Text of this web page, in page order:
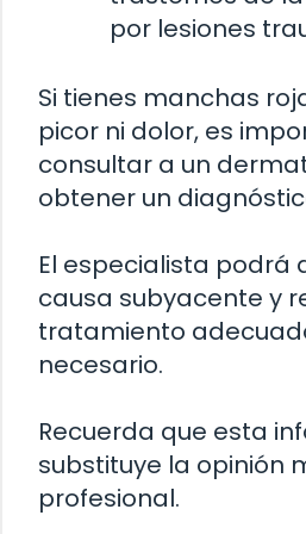
por lesiones
Si tienes manchas
picor ni dolor, es
consultar a un
obtener un
El especialista podrá
causa subyacente y
tratamiento
necesario.
Recuerda que esta
substituye la opinión
profesional.